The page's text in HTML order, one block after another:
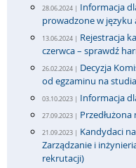
28.06.2024 | Informacja
prowadzone w języku
13.06.2024 | Rejestracja
czerwca – sprawdź
26.02.2024 | Decyzja
od egzaminu na
03.10.2023 | Informacja
27.09.2023 |
21.09.2023 | Kandydaci
Zarządzanie i
rekrutacji)